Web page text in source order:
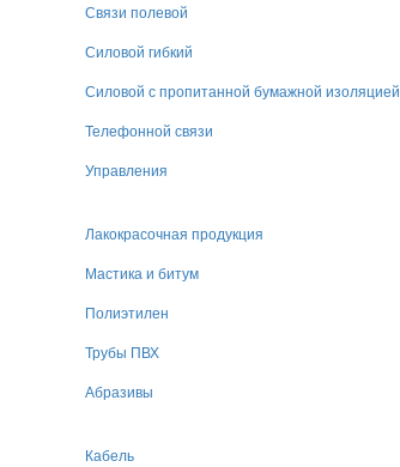
Связи полевой
Силовой гибкий
Силовой с пропитанной бумажной изоляцией
Телефонной связи
Управления
Лакокрасочная продукция
Мастика и битум
Полиэтилен
Трубы ПВХ
Абразивы
Кабель